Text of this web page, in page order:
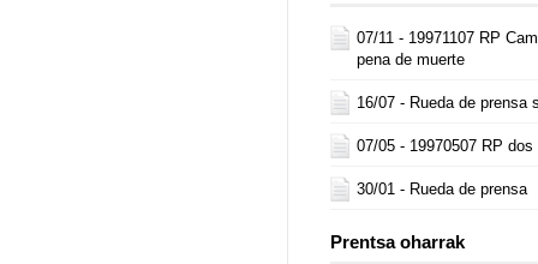
07/11 - 19971107 RP
pena de muerte
16/07 - Rueda de prensa
07/05 - 19970507 RP
30/01 - Rueda de prensa
Prentsa oharrak